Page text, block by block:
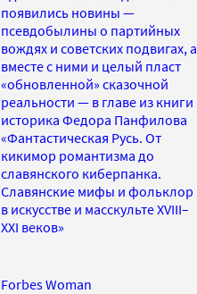
появились новины —
псевдобылины о партийных
вождях и советских подвигах, а
вместе с ними и целый пласт
«обновленной» сказочной
реальности — в главе из книги
историка Федора Панфилова
«Фантастическая Русь. От
кикимор романтизма до
славянского киберпанка.
Славянские мифы и фольклор
в искусстве и масскульте XVIII–
XXI веков»
Forbes Woman